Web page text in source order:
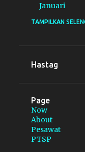
Januari
2025
November
Agustus
Juli
TAMPILKAN
Hastag
Page
Now
About
Pesawat
PTSP